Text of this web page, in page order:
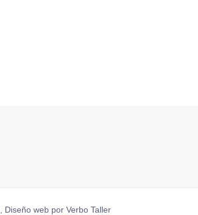
web por Verbo Taller